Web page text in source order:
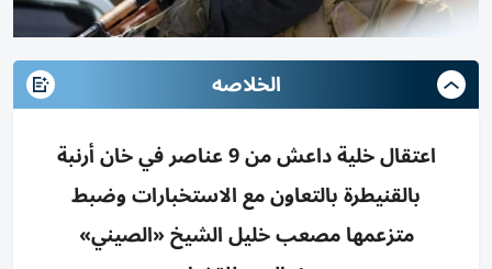
الخلاصه
اعتقال خلية داعش من 9 عناصر في خان أرنبة
بالقنيطرة بالتعاون مع الاستخبارات وضبط
متزعمها مصعب خليل الشيخ «الصيني»